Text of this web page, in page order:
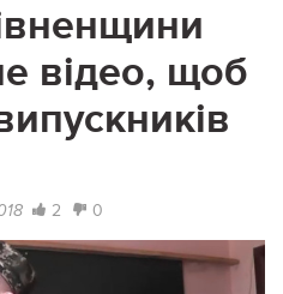
відео, щоб
2 0